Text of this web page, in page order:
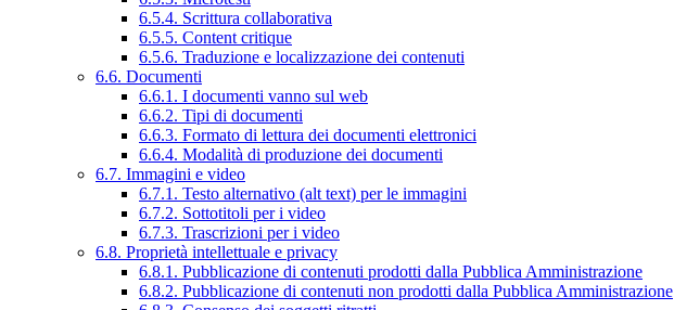
6.5.4. Scrittura collaborativa
6.5.5. Content critique
6.5.6. Traduzione e localizzazione dei contenuti
6.6. Documenti
6.6.1. I documenti vanno sul web
6.6.2. Tipi di documenti
6.6.3. Formato di lettura dei documenti elettronici
6.6.4. Modalità di produzione dei documenti
6.7. Immagini e video
6.7.1. Testo alternativo (alt text) per le immagini
6.7.2. Sottotitoli per i video
6.7.3. Trascrizioni per i video
6.8. Proprietà intellettuale e privacy
6.8.1. Pubblicazione di contenuti prodotti dalla Pubblica Amministrazione
6.8.2. Pubblicazione di contenuti non prodotti dalla Pubblica Amministrazione